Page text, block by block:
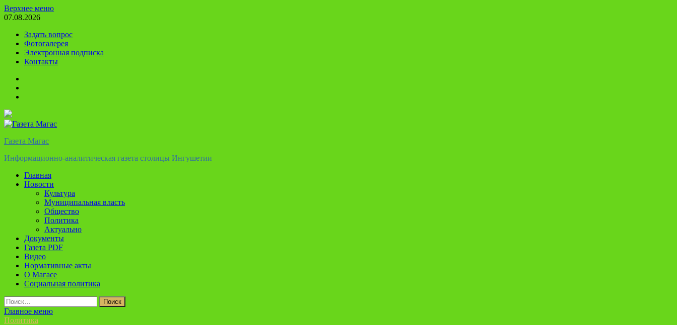
Перейти
к
Верхнее меню
07.08.2026
Задать вопрос
Фотогалерея
Электронная подписка
Контакты
Газета Магас
Информационно-аналитическая газета столицы Ингушетии
Главная
Новости
Культура
Муниципальная власть
Общество
Политика
Актуально
Документы
Газета PDF
Видео
Нормативные акты
О Магасе
Социальная политика
Найти:
Главное меню
Политика